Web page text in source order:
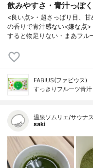
飲みやすさ・青汁っぽ
<良い点>・超さっぱり目、
の香りで青汁感ない<嫌な点
すると物足りない・まあフル
FABIUS(ファビウス)
すっきりフルーツ青汁
温泉ソムリエ/サウナ
saki